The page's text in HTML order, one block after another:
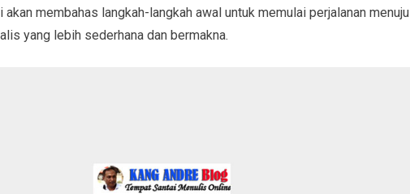
membahas langkah-langkah awal untuk memulai perjalanan menuju
yang lebih sederhana dan bermakna.